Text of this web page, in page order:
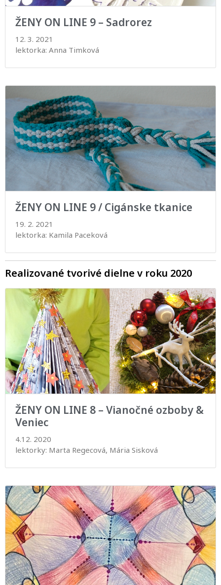
ŽENY ON LINE 9 – Sadrorez
12. 3. 2021
lektorka: Anna Timková
ŽENY ON LINE 9 / Cigánske tkanice
19. 2. 2021
lektorka: Kamila Paceková
Realizované tvorivé dielne v roku 2020
ŽENY ON LINE 8 – Vianočné ozboby &
Veniec
4.12. 2020
lektorky: Marta Regecová, Mária Sisková